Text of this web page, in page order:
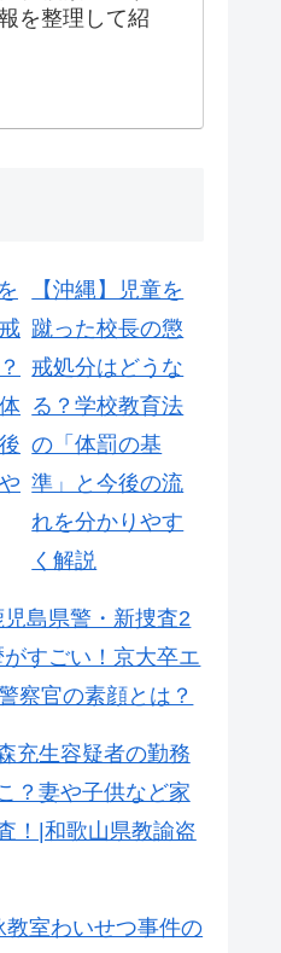
を整理して紹
【沖縄】児童を
蹴った校長の懲
戒処分はどうな
る？学校教育法
の「体罰の基
準」と今後の流
れを分かりやす
く解説
島県警・新捜査2
すごい！京大卒エ
察官の素顔とは？
充生容疑者の勤務
？妻や子供など家
！|和歌山県教諭盗
教室わいせつ事件の